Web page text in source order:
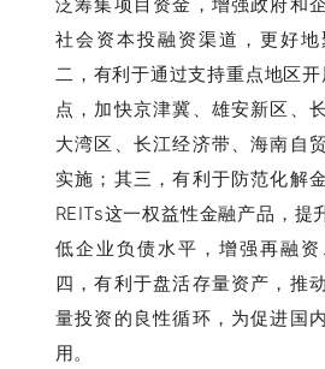
社会资本投融资渠道，更好
二，有利于通过支持重点地区
点，加快京津冀、雄安新区、
大湾区、长江经济带、海南自
实施；其三，有利于防范化解
REITs这一权益性金融产品，提
低企业负债水平，增强再融
四，有利于盘活存量资产，推
量投资的良性循环，为促进国
用。